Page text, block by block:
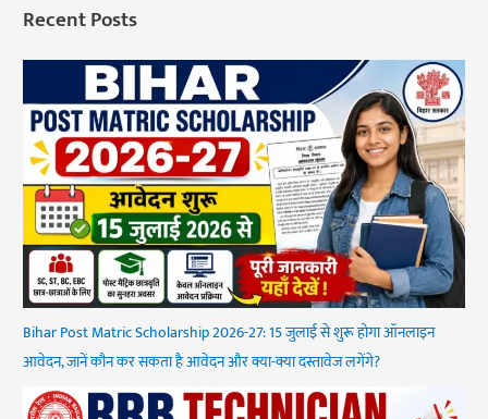
Recent Posts
Bihar Post Matric Scholarship 2026-27: 15 जुलाई से शुरू होगा ऑनलाइन
आवेदन, जानें कौन कर सकता है आवेदन और क्या-क्या दस्तावेज लगेंगे?